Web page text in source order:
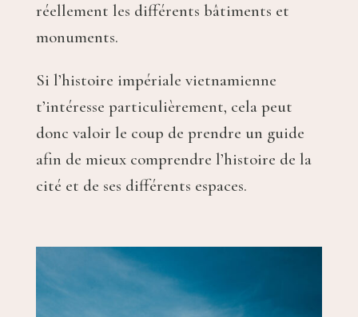
réellement les différents bâtiments et
monuments.
Si l’histoire impériale vietnamienne
t’intéresse particulièrement, cela peut
donc valoir le coup de prendre un guide
afin de mieux comprendre l’histoire de la
cité et de ses différents espaces.